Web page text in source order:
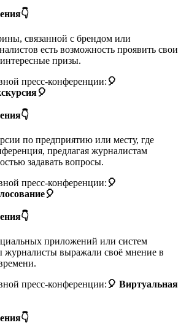
связанной с брендом или
есть возможность проявить свои
призы.
пресс-конференции: 🎈
по предприятию или месту, где
предлагая журналистам
задавать вопросы.
пресс-конференции: 🎈
приложений или систем
журналисты выражали своё мнение в
пресс-конференции: 🎈 Виртуальная